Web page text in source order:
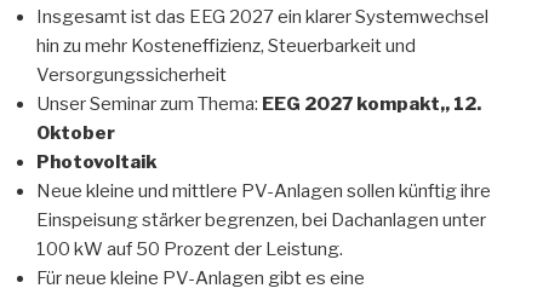
Insgesamt ist das EEG 2027 ein klarer Systemwechsel
hin zu mehr Kosteneffizienz, Steuerbarkeit und
Versorgungssicherheit
Unser Seminar zum Thema: EEG 2027 kompakt,, 12.
Oktober
Photovoltaik
Neue kleine und mittlere PV-Anlagen sollen künftig ihre
Einspeisung stärker begrenzen, bei Dachanlagen unter
100 kW auf 50 Prozent der Leistung.
Für neue kleine PV-Anlagen gibt es eine